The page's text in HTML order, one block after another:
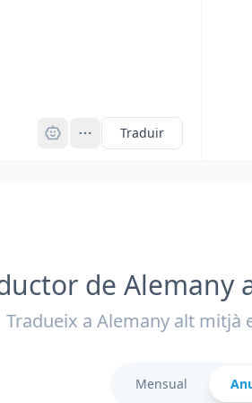
Traduir
de Alemany
Tradueix a Alemany alt mitjà
Mensual